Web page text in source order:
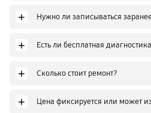
+ Нужно ли записываться
+ Есть ли бесплатная
+ Сколько стоит ремонт?
+ Цена фиксируется или может